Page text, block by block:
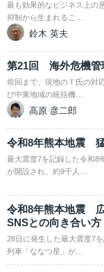
最も効果的なビジネス上の
抑制から生まれるこ…
鈴木 英夫
第21回 海外危機管
前回まで、現地のＴ氏の対
び中東地域の統括機…
高原 彦二郎
令和8年熊本地震
最大震度7を記録した令和8
が開設され、約9千人…
令和8年熊本地震
SNSとの向き合い方
28日に発生した最大震度7
列車「ななつ星」が…